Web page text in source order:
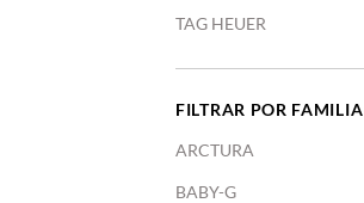
TAG HEUER
FILTRAR POR FAMILIA
ARCTURA
BABY-G